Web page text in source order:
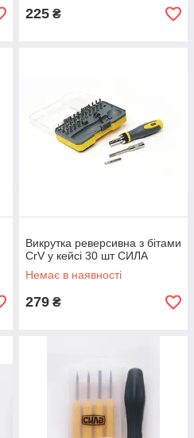
225 ₴
Викрутка реверсивна з бітами
CrV у кейсі 30 шт СИЛА
Немає в наявності
279 ₴